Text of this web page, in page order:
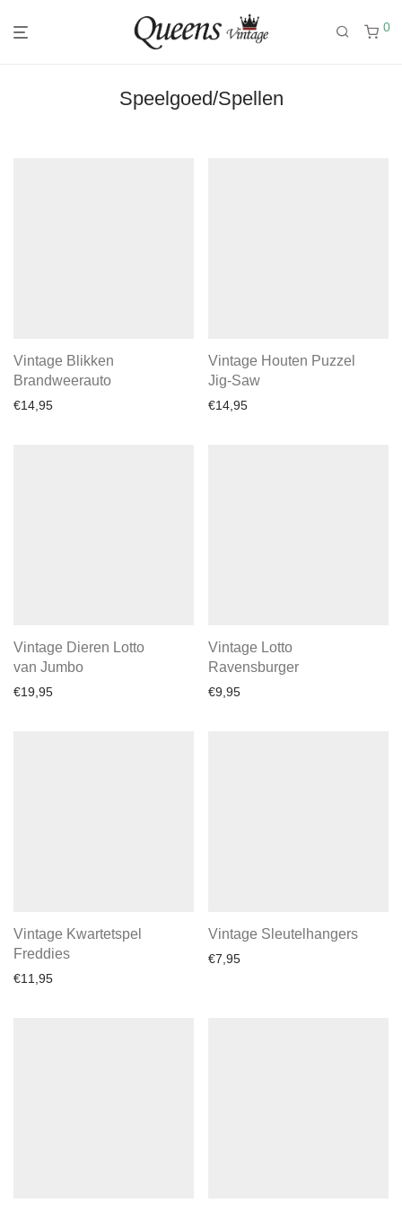
0
Speelgoed/Spellen
Vintage Blikken
Brandweerauto
€14,95
Vintage Houten Puzzel
Jig-Saw
€14,95
Vintage Dieren Lotto
van Jumbo
€19,95
Vintage Lotto
Ravensburger
€9,95
Vintage Kwartetspel
Freddies
€11,95
Vintage Sleutelhangers
€7,95